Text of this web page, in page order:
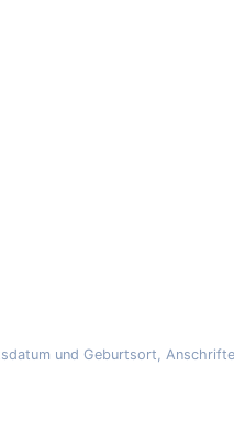
und Geburtsort,